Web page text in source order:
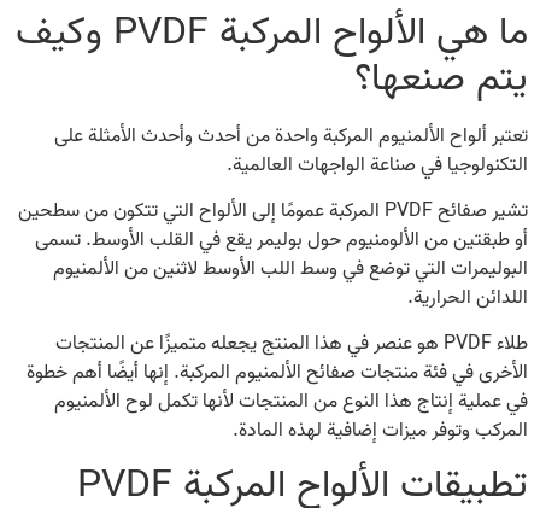
ما هي الألواح المركبة PVDF وكيف
يتم صنعها؟
تعتبر ألواح الألمنيوم المركبة واحدة من أحدث وأحدث الأمثلة على
التكنولوجيا في صناعة الواجهات العالمية.
تشير صفائح PVDF المركبة عمومًا إلى الألواح التي تتكون من سطحين
أو طبقتين من الألومنيوم حول بوليمر يقع في القلب الأوسط. تسمى
البوليمرات التي توضع في وسط اللب الأوسط لاثنين من الألمنيوم
اللدائن الحرارية.
طلاء PVDF هو عنصر في هذا المنتج يجعله متميزًا عن المنتجات
الأخرى في فئة منتجات صفائح الألمنيوم المركبة. إنها أيضًا أهم خطوة
في عملية إنتاج هذا النوع من المنتجات لأنها تكمل لوح الألمنيوم
المركب وتوفر ميزات إضافية لهذه المادة.
تطبيقات الألواح المركبة PVDF